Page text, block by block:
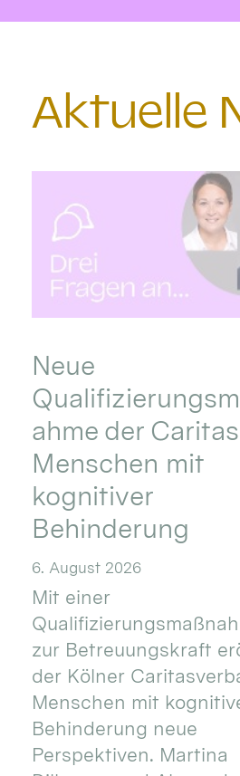
Aktuelle
Neue
ahme der
Menschen mit
kognitiver
Behinderung
6. August 2026
Mit einer
zur Betreuungskraft
der Kölner
Menschen mit
Behinderung neue
Perspektiven. Martina